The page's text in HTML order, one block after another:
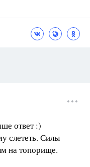
ответ :)
слететь. Силы
на топорище.